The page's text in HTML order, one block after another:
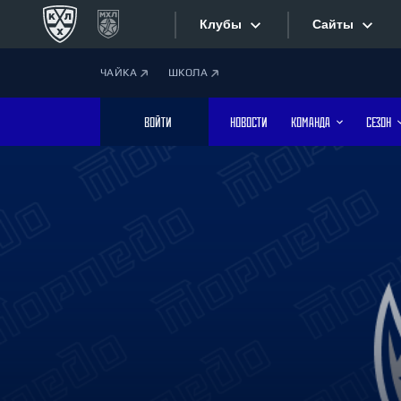
Клубы
Дивизион Боброва
Лада
Сайты
Фотобанк
ЧАЙКА ШКОЛА
ВОЙТИ НОВОСТИ КОМАНДА СЕЗОН